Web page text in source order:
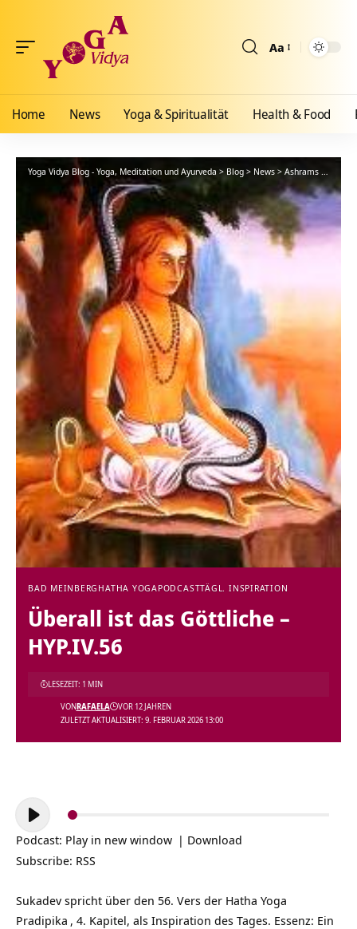
Aa
Home News Yoga & Spiritualität Health & Food
Yoga Vidya Blog - Yoga, Meditation und Ayurveda > Blog > News > Ashrams
BAD MEINBERG HATHA YOGAPODCASTTÄGL. INSPIRATION
Überall ist das Göttliche –
HYP.IV.56
ZULETZT AKTUALISIERT: 9. FEBRUAR 2026 13:00
VONRAFAELA VOR 12 JAHREN
LESEZEIT: 1 MIN
Audio-
Player
Podcast: Play in new window | Download
Subscribe: RSS
Sukadev spricht über den 56. Vers der Hatha Yoga
Pradipika , 4. Kapitel, als Inspiration des Tages. Essenz: Ein